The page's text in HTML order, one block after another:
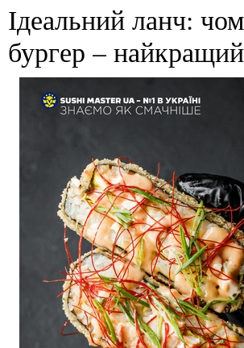
Ідеальний ланч:
бургер –